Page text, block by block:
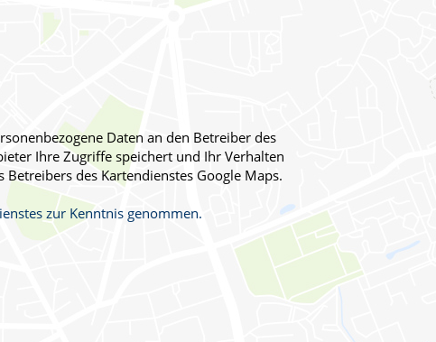
Daten an den Betreiber des
Ihre Zugriffe speichert und Ihr Verhalten
des Kartendienstes Google Maps.
zur Kenntnis genommen.